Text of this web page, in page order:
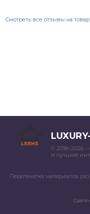
Смотреть все отзывы на
© 2018–2026
и лучшие
Перепечатка материалов